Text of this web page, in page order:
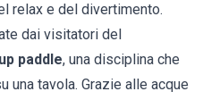
relax e del divertimento.
dai visitatori del
paddle, una disciplina che
una tavola. Grazie alle acque